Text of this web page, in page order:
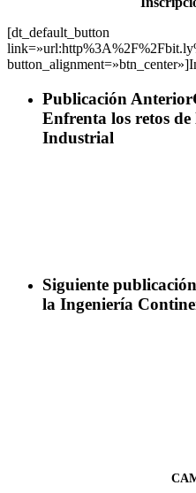
[dt_default_button
Publicación Anterior
Enfrenta los retos
Industrial
Siguiente publicación
la Ingeniería